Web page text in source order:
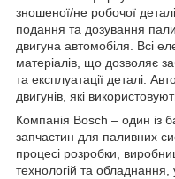
зношеної/не робочої
подання та дозування
двигуна автомобіля. Всі
матеріалів, що дозволяє
та експлуатації деталі.
двигунів, які
Компанія Bosch – один із
запчастин для паливних
процесі розробки,
технологій та